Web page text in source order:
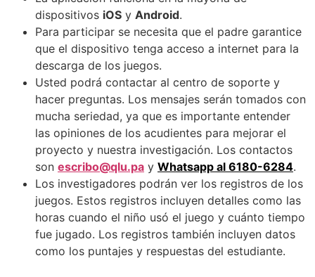
dispositivos iOS y Android.
Para participar se necesita que el padre garantice
que el dispositivo tenga acceso a internet para la
descarga de los juegos.
Usted podrá contactar al centro de soporte y
hacer preguntas. Los mensajes serán tomados con
mucha seriedad, ya que es importante entender
las opiniones de los acudientes para mejorar el
proyecto y nuestra investigación. Los contactos
son escribo@qlu.pa y Whatsapp al 6180-6284.
Los investigadores podrán ver los registros de los
juegos. Estos registros incluyen detalles como las
horas cuando el niño usó el juego y cuánto tiempo
fue jugado. Los registros también incluyen datos
como los puntajes y respuestas del estudiante.